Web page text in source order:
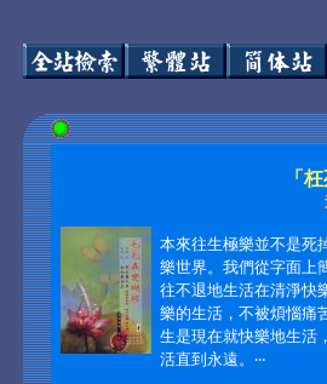
「
本來往生極樂並不是死
樂世界。我們從字面上
往不退地生活在清淨快
樂的生活，不被煩惱痛
生是現在就快樂地生活
活直到永遠。‧‧‧